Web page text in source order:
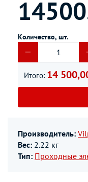
Количество, шт.
Итого: 14
Производитель:
Вес: 2.22 кг
Тип: Проходные